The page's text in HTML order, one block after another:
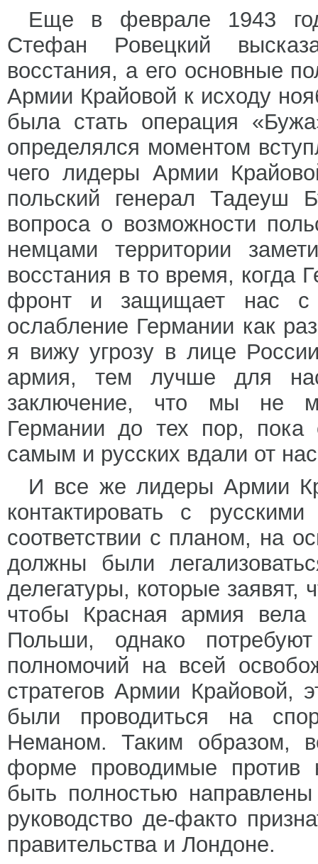
Еще в феврале 1943
Стефан Ровецкий
восстания, а его основные
Армии Крайовой к исходу
была стать операция
определялся моментом
чего лидеры Армии
польский генерал Тадеуш
вопроса о возможности
немцами территории
восстания в то время,
фронт и защищает нас с
ослабление Германии как
я вижу угрозу в лице
армия, тем лучше для
заключение, что мы не
Германии до тех пор,
самым и русских вдали от
И все же лидеры Армии
контактировать с
соответствии с планом, на
должны были
делегатуры, которые заявят,
чтобы Красная армия
Польши, однако
полномочий на всей
стратегов Армии Крайовой,
были проводиться на
Неманом. Таким образом,
форме проводимые против
быть полностью
руководство де-факто
правительства и Лондоне.